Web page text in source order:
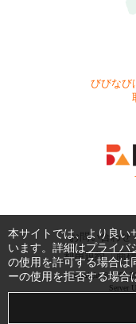
びびなび
お問い合わせ
利用規約
商
Copyright © 1999-
Server
本サイトでは、より良い
います。詳細はプライバ
の使用を許可する場合は
ーの使用を拒否する場合